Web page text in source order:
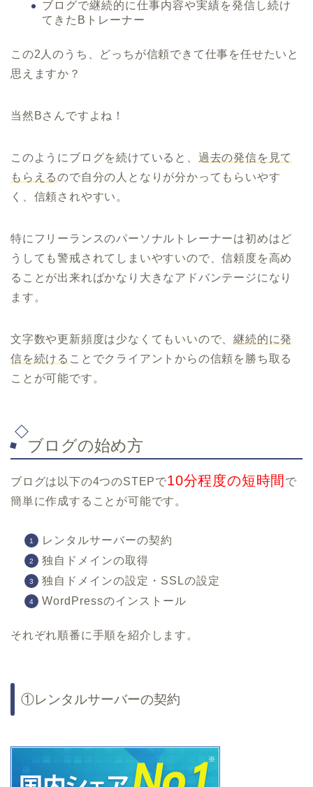
ブログで継続的に仕事内容や実績を発信し続け
てきたBトレーナー
この2人のうち、どっちが信頼できて仕事を任せたいと
思えますか？
当然Bさんですよね！
このようにブログを続けていると、 過去の発信を見て
もらえるので自分の人となりが分かってもらいやす
く、信頼されやすい。
特にフリーランスのパーソナルトレーナーは初めはど
うしても警戒されてしまいやすいので、信頼度を高め
ることが出来ればかなり大きなアドバンテージになり
ます。
文字数や更新頻度は少なくてもいいので、継続的に発
信を続ける ことでクライアントからの信頼を勝ち取る
ことが可能です。
ブログの始め方
ブログは以下の4つのSTEPで10分程度の短時間 で
簡単に作成することが可能です。
レンタルサーバーの契約
独自ドメインの取得
独自ドメインの設定・SSLの設定
WordPressのインストール
それぞれ順番に手順を紹介します。
①レンタルサーバーの契約